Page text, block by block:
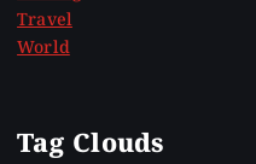
Travel
World
Tag Clouds